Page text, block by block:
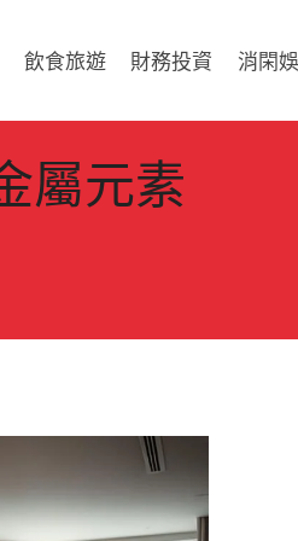
飲食旅遊 財務投資 消閑
屬元素